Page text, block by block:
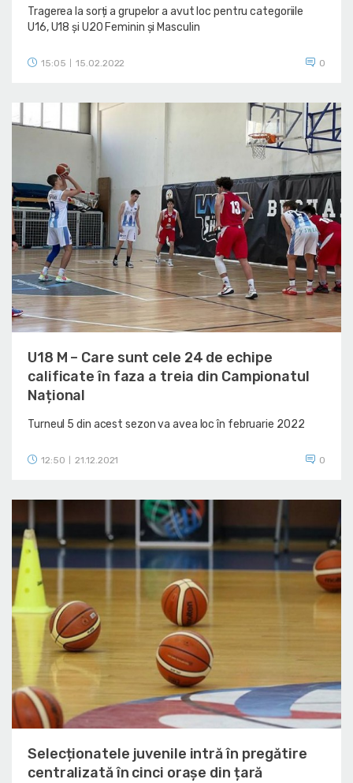
Tragerea la sorți a grupelor a avut loc pentru categoriile
U16, U18 și U20 Feminin și Masculin
15:05 15.02.2022 0
U18 M – Care sunt cele 24 de echipe
calificate în faza a treia din Campionatul
Național
Turneul 5 din acest sezon va avea loc în februarie 2022
12:50 21.12.2021 0
Selecționatele juvenile intră în pregătire
centralizată în cinci orașe din țară